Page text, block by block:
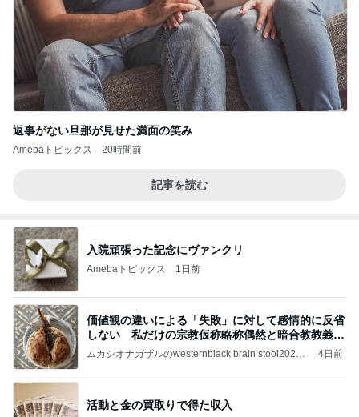
返事がない旦那が見せた満面の笑み
Amebaトピックス 20時間前
記事を読む
入院頑張った記念にヴァンクリ
Amebaトピックス 1日前
価値観の違いによる「失敗」に対して感情的に反省
しない 私だけの宗教仮称略称偶然と暗合教教義候
補
ムカシオナガザルのwesternblack brain stool2024
ガザル
4日前
活動と金の買取りで得た収入